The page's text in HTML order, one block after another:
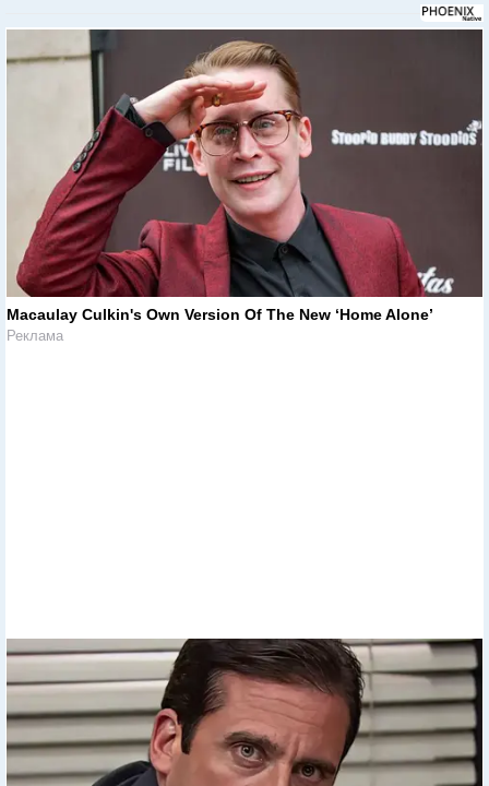
Macaulay Culkin's Own Version Of The New ‘Home Alone’
Реклама